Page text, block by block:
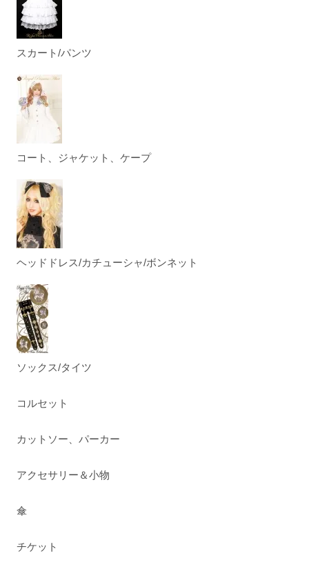
スカート/パンツ
コート、ジャケット、ケープ
ヘッドドレス/カチューシャ/ボンネット
ソックス/タイツ
コルセット
カットソー、パーカー
アクセサリー＆小物
傘
チケット